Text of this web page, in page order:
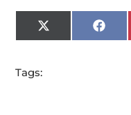
X
(Twitter)
Tags: